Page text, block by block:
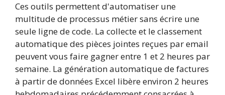
Ces outils permettent d'automatiser une
multitude de processus métier sans écrire une
seule ligne de code. La collecte et le classement
automatique des pièces jointes reçues par email
peuvent vous faire gagner entre 1 et 2 heures par
semaine. La génération automatique de factures
à partir de données Excel libère environ 2 heures